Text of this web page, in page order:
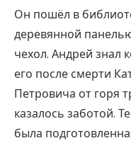
Он пошёл в
деревянной
чехол. Андрей знал
его после смерти
Петровича от горя
казалось заботой.
была